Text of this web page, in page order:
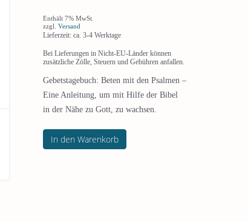
Enthält 7% MwSt.
zzgl. Versand
Lieferzeit: ca. 3-4 Werktage
Bei Lieferungen in Nicht-EU-Länder können
zusätzliche Zölle, Steuern und Gebühren anfallen.
Gebetstagebuch: Beten mit den Psalmen –
Eine Anleitung, um mit Hilfe der Bibel
in der Nähe zu Gott, zu wachsen.
In den Warenkorb